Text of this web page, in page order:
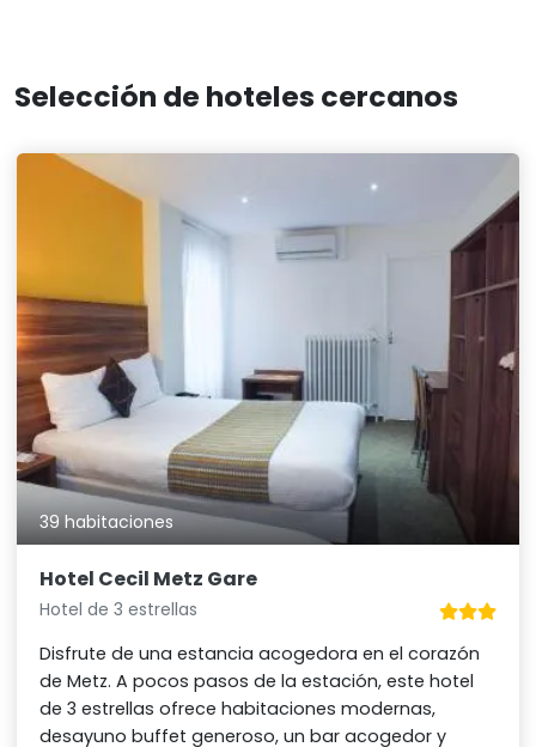
Selección de hoteles cercanos
39 habitaciones
Hotel Cecil Metz Gare
Hotel de 3 estrellas
Disfrute de una estancia acogedora en el corazón
de Metz. A pocos pasos de la estación, este hotel
de 3 estrellas ofrece habitaciones modernas,
desayuno buffet generoso, un bar acogedor y